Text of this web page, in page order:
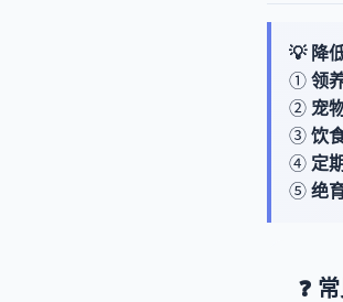
💡 降
① 领
② 宠
③ 饮
④ 定
⑤ 绝
❓